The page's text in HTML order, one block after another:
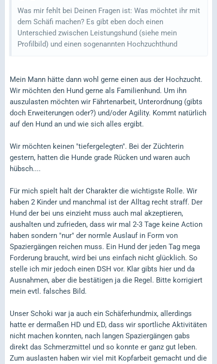
Was mir fehlt bei Deinen Fragen ist: Was möchtet ihr mit
dem Schäfi machen? Es gibt eben doch einen
Unterschied zwischen Leistungshund (siehe mein
Profilbild) und einen sogenannten Hochzuchthund
Mein Mann hätte dann wohl gerne einen aus der Hochzucht.
Wir möchten den Hund gerne als Familienhund. Um ihn
auszulasten möchten wir Fährtenarbeit, Unterordnung (gibts
doch Erweiterungen oder?) und/oder Agility. Kommt natürlich
auf den Hund an und wie sich alles ergibt.
Wir möchten keinen "tiefergelegten". Bei der Züchterin
gestern, hatten die Hunde grade Rücken und waren auch
hübsch....
Für mich spielt halt der Charakter die wichtigste Rolle. Wir
haben 2 Kinder und manchmal ist der Alltag recht straff. Der
Hund der bei uns einzieht muss auch mal akzeptieren,
aushalten und zufrieden, dass wir mal 2-3 Tage keine Action
haben sondern "nur" der normle Auslauf in Form von
Spaziergängen reichen muss. Ein Hund der jeden Tag mega
Forderung braucht, wird bei uns einfach nicht glücklich. So
stelle ich mir jedoch einen DSH vor. Klar gibts hier und da
Ausnahmen, aber die bestätigen ja die Regel. Bitte korrigiert
mein evtl. falsches Bild.
Unser Schoki war ja auch ein Schäferhundmix, allerdings
hatte er dermaßen HD und ED, dass wir sportliche Aktivitäten
nicht machen konnten, nach langen Spaziergängen gabs
direkt das Schmerzmittel und so konnte er ganz gut leben.
Zum auslasten haben wir viel mit Kopfarbeit gemacht und die